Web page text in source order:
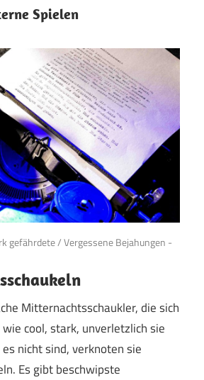
Spielen
gefährdete/Vergessene Bejahungen -
Mitternachtsschaukler, die sich
cool, stark, unverletzlich sie
nicht sind, verknoten sie
Es gibt beschwipste